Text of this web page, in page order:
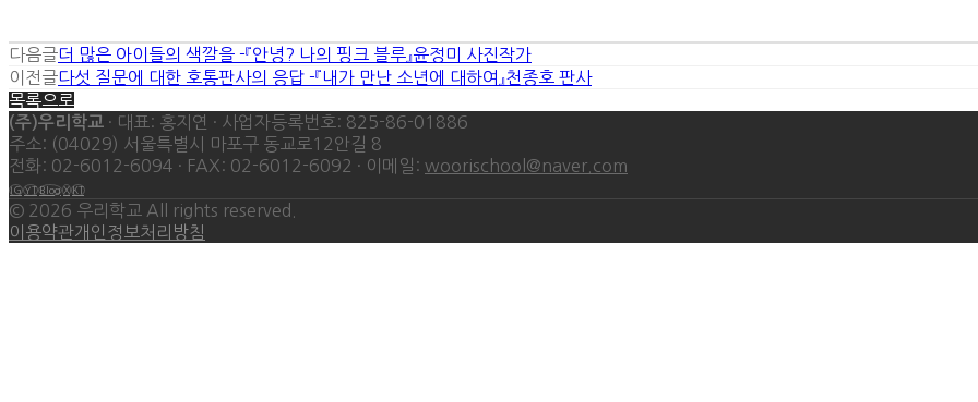
다음글더 많은 아이들의 색깔을 -『안녕? 나의 핑크 블루』윤정미 사진작가
이전글다섯 질문에 대한 호통판사의 응답 -『내가 만난 소년에 대하여』천종호 판사
목록으로
(주)우리학교 · 대표: 홍지연 · 사업자등록번호: 825-86-01886
주소: (04029) 서울특별시 마포구 동교로12안길 8
전화: 02-6012-6094 · FAX: 02-6012-6092 · 이메일: woorischool@naver.com
IG YT Blog X KT
© 2026 우리학교 All rights reserved.
이용약관개인정보처리방침